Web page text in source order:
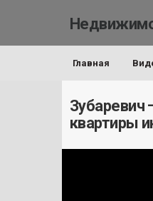
Главная
Зубаревич
квартиры